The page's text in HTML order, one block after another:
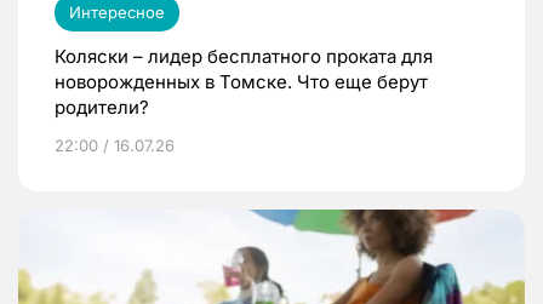
Интересное
Коляски – лидер бесплатного проката для
новорожденных в Томске. Что еще берут
родители?
22:00 / 16.07.26